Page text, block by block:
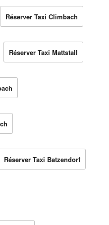
Réserver Taxi Climbach
Réserver Taxi Mattstall
Réserver Taxi Batzendorf